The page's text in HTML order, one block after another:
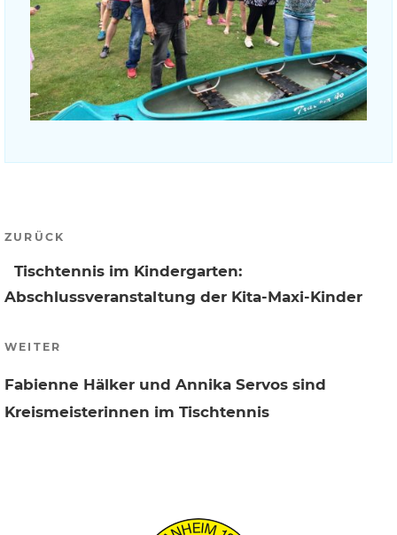
Beitragsnavigation
Vorheriger
ZURÜCK
Tischtennis im Kindergarten:
Abschlussveranstaltung der Kita-Maxi-Kinder
Nächster
WEITER
Fabienne Hälker und Annika Servos sind
Kreismeisterinnen im Tischtennis